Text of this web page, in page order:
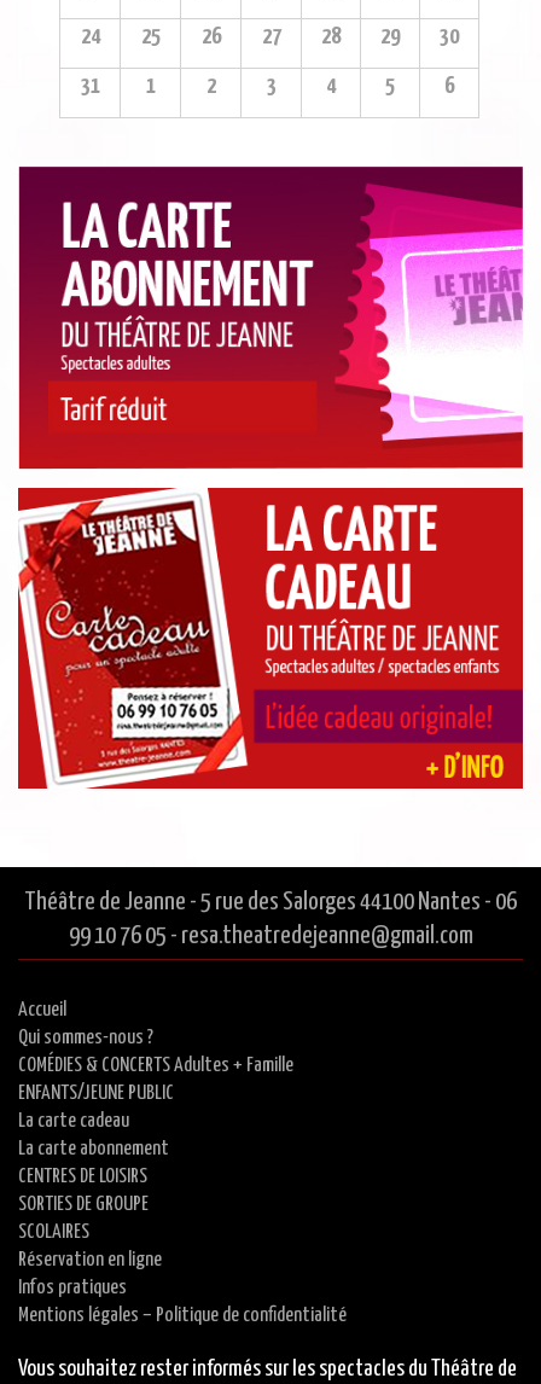
24 25 26 27 28 29 30
31 1 2 3 4 5 6
Théâtre de Jeanne - 5 rue des Salorges 44100 Nantes - 06
99 10 76 05 - resa.theatredejeanne@gmail.com
Accueil
Qui sommes-nous ?
COMÉDIES & CONCERTS Adultes + Famille
ENFANTS/JEUNE PUBLIC
La carte cadeau
La carte abonnement
CENTRES DE LOISIRS
SORTIES DE GROUPE
SCOLAIRES
Réservation en ligne
Infos pratiques
Mentions légales – Politique de confidentialité
Vous souhaitez rester informés sur les spectacles du Théâtre de